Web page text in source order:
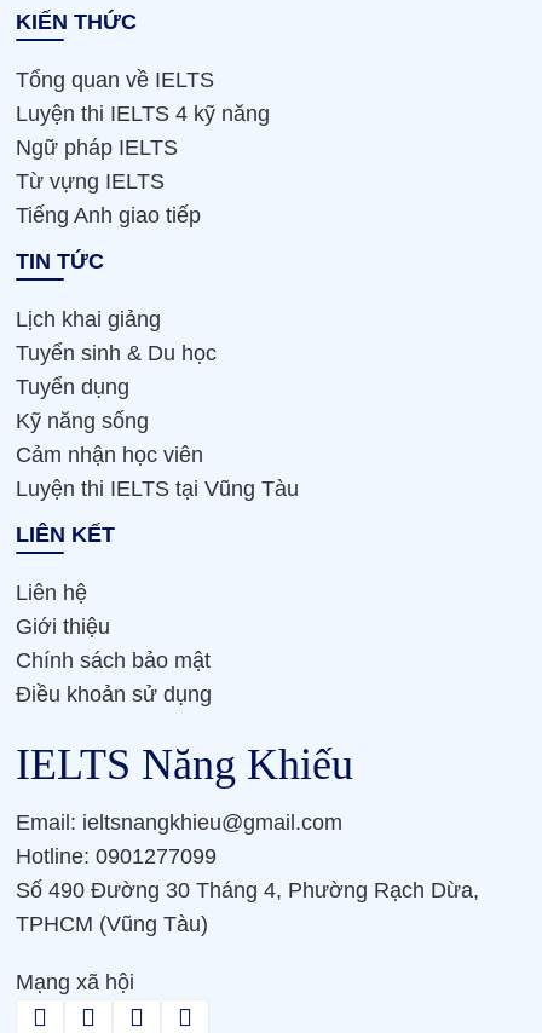
KIẾN THỨC
Tổng quan về IELTS
Luyện thi IELTS 4 kỹ năng
Ngữ pháp IELTS
Từ vựng IELTS
Tiếng Anh giao tiếp
TIN TỨC
Lịch khai giảng
Tuyển sinh & Du học
Tuyển dụng
Kỹ năng sống
Cảm nhận học viên
Luyện thi IELTS tại Vũng Tàu
LIÊN KẾT
Liên hệ
Giới thiệu
Chính sách bảo mật
Điều khoản sử dụng
IELTS Năng Khiếu
Email: ieltsnangkhieu@gmail.com
Hotline: 0901277099
Số 490 Đường 30 Tháng 4, Phường Rạch Dừa,
TPHCM (Vũng Tàu)
Mạng xã hội